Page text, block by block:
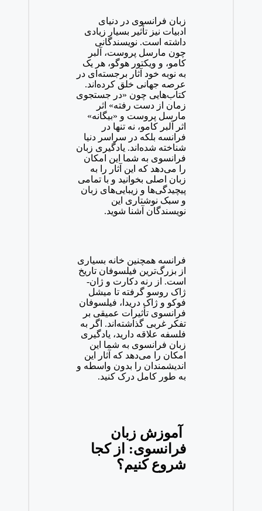
زبان فرانسوی در دنیای
ادبیات نیز تأثیر بسیار زیادی
داشته است. نویسندگانی
چون مارسل پروست، آلبر
کامو، و ویکتور هوگو، هر یک
به نوبه خود آثار برجسته‌ای در
عرصه جهانی خلق کرده‌اند.
کتاب‌هایی چون «در جستجوی
زمان از دست رفته» اثر
مارسل پروست و «بیگانه»
اثر آلبر کامو، نه تنها در
فرانسه بلکه در سراسر دنیا
شناخته شده‌اند. یادگیری زبان
فرانسوی به شما این امکان
را می‌دهد که این آثار را به
زبان اصلی بخوانید و با تمامی
پیچیدگی‌ها و زیبایی‌های زبان
و سبک نوشتاری این
نویسندگان آشنا شوید.
فرانسه همچنین خانه بسیاری
از بزرگ‌ترین فیلسوفان تاریخ
است. از رنه دکارت و ژان-
ژاک روسو گرفته تا میشل
فوکو و ژاک دریدا، فیلسوفان
فرانسوی تأثیرات عمیقی بر
تفکر غربی گذاشته‌اند. اگر به
فلسفه علاقه دارید، یادگیری
زبان فرانسوی به شما این
امکان را می‌دهد که آثار این
اندیشمندان را بدون واسطه و
به طور کامل درک کنید.
آموزش زبان
فرانسوی: از کجا
شروع کنیم؟